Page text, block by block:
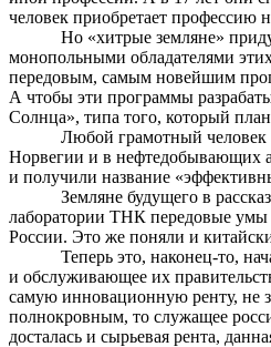
человек приобретает профессию
Но «хитрые земляне»
монопольными обладателями
передовым, самым новейшим
А чтобы эти программы
Солнца», типа того, который
Любой грамотный человек
Норвегии и в нефтедобывающих
и получили название
Земляне будущего в
лаборатории ТНК передовые умы
России. Это же поняли и
Теперь это, наконец-то,
и обслуживающее их
самую инновационную ренту, не
полнокровным, то служащее
досталась и сырьевая рента,